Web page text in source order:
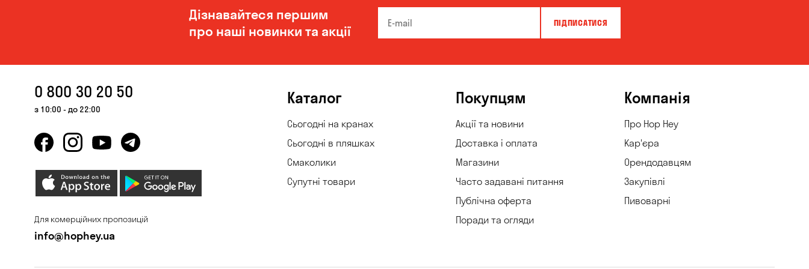
Дізнавайтеся першим
про наші новинки та акції
ПІДПИСАТИСЯ
0 800 30 20 50
з 10:00 - до 22:00
Для комерційних пропозицій
info@hophey.ua
Каталог
Сьогодні на кранах
Сьогодні в пляшках
Смаколики
Супутні товари
Покупцям
Акції та новини
Доставка і оплата
Магазини
Часто задавані питання
Публічна оферта
Поради та огляди
Компанія
Про Hop Hey
Кар'єра
Орендодавцям
Закупівлі
Пивоварні